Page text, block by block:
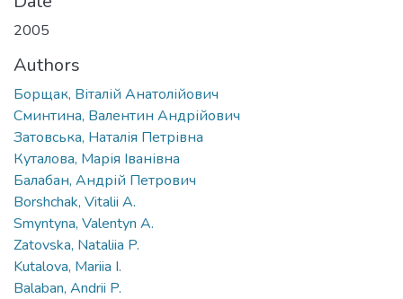
2005
Authors
Борщак, Віталій Анатолійович
Сминтина, Валентин Андрійович
Затовська, Наталія Петрівна
Куталова, Марія Іванівна
Балабан, Андрій Петрович
Borshchak, Vitalii A.
Smyntyna, Valentyn A.
Zatovska, Nataliia P.
Kutalova, Mariia I.
Balaban, Andrii P.